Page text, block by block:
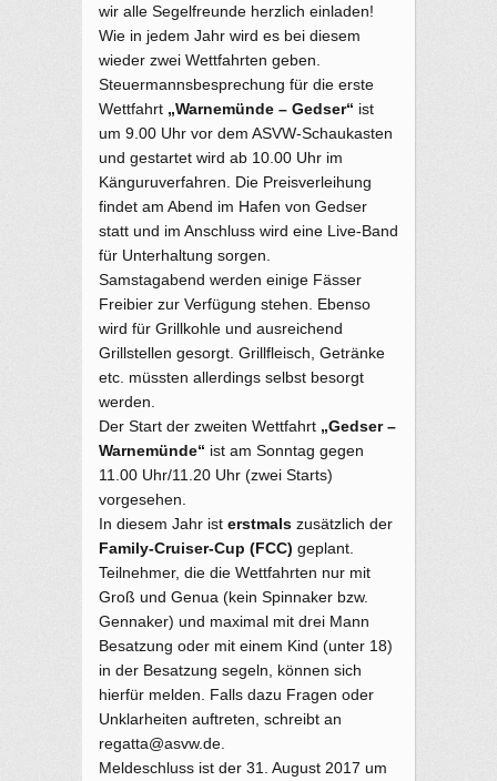
wir alle Segelfreunde herzlich einladen!
Wie in jedem Jahr wird es bei diesem
wieder zwei Wettfahrten geben.
Steuermannsbesprechung für die erste
Wettfahrt „Warnemünde – Gedser“ ist
um 9.00 Uhr vor dem ASVW-Schaukasten
und gestartet wird ab 10.00 Uhr im
Känguruverfahren. Die Preisverleihung
findet am Abend im Hafen von Gedser
statt und im Anschluss wird eine Live-Band
für Unterhaltung sorgen.
Samstagabend werden einige Fässer
Freibier zur Verfügung stehen. Ebenso
wird für Grillkohle und ausreichend
Grillstellen gesorgt. Grillfleisch, Getränke
etc. müssten allerdings selbst besorgt
werden.
Der Start der zweiten Wettfahrt „Gedser –
Warnemünde“ ist am Sonntag gegen
11.00 Uhr/11.20 Uhr (zwei Starts)
vorgesehen.
In diesem Jahr ist erstmals zusätzlich der
Family-Cruiser-Cup (FCC) geplant.
Teilnehmer, die die Wettfahrten nur mit
Groß und Genua (kein Spinnaker bzw.
Gennaker) und maximal mit drei Mann
Besatzung oder mit einem Kind (unter 18)
in der Besatzung segeln, können sich
hierfür melden. Falls dazu Fragen oder
Unklarheiten auftreten, schreibt an
regatta@asvw.de.
Meldeschluss ist der 31. August 2017 um